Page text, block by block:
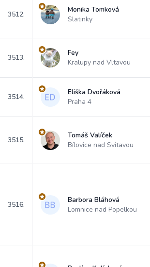
3512.
Monika Tomková
Slatinky
3513.
Fey
Kralupy nad Vltavou
3514.
Eliška Dvořáková
Praha 4
3515.
Tomáš Valíček
Bílovice nad Svitavou
3516.
Barbora Bláhová
Lomnice nad Popelkou